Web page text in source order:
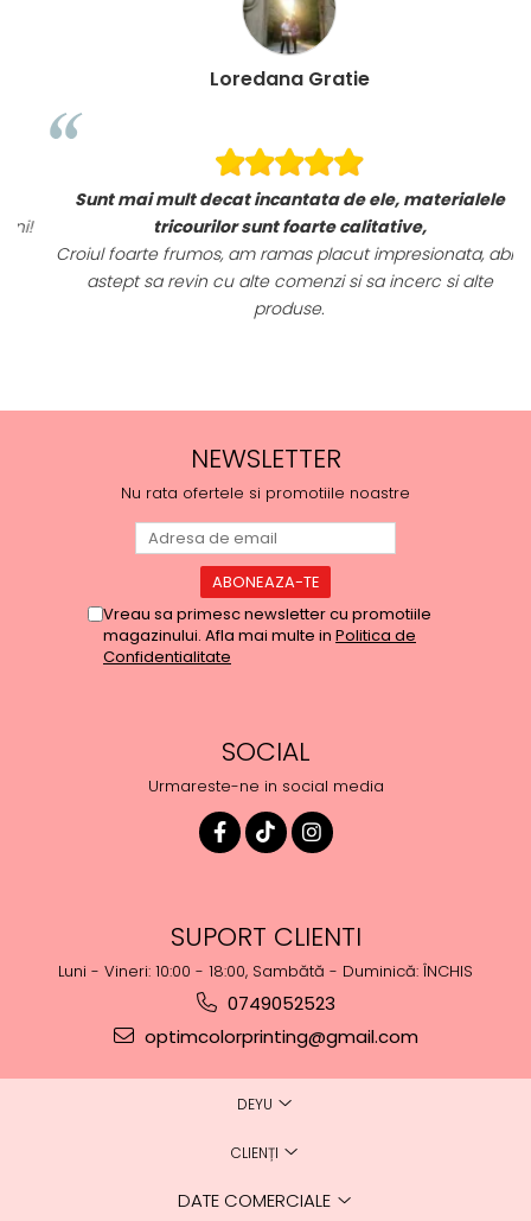
Loredana Gratie
Sunt mai mult decat incantata de ele, materialele
tricourilor sunt foarte calitative,
Croiul foarte frumos, am ramas placut impresionata, abia
astept sa revin cu alte comenzi si sa incerc si alte
produse.
NEWSLETTER
Nu rata ofertele si promotiile noastre
Vreau sa primesc newsletter cu promotiile
magazinului. Afla mai multe in Politica de
Confidentialitate
SOCIAL
Urmareste-ne in social media
SUPORT CLIENTI
Luni - Vineri: 10:00 - 18:00, Sambătă - Duminică: ÎNCHIS
0749052523
optimcolorprinting@gmail.com
DEYU
CLIENȚI
DATE COMERCIALE